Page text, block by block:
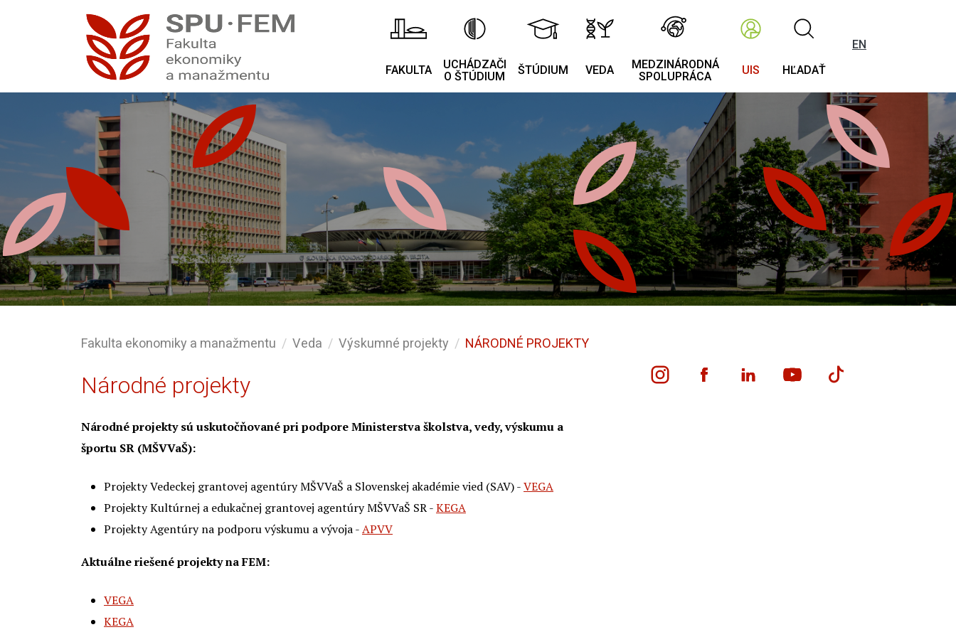
FAKULTA
UCHÁDZAČI
O ŠTÚDIUM
ŠTÚDIUM VEDA
MEDZINÁRODNÁ
SPOLUPRÁCA
UIS HĽADAŤ
EN
Fakulta ekonomiky a manažmentu Veda Výskumné projekty NÁRODNÉ PROJEKTY
Národné projekty
Národné projekty sú uskutočňované pri podpore Ministerstva školstva, vedy, výskumu a
športu SR (MŠVVaŠ):
Projekty Vedeckej grantovej agentúry MŠVVaŠ a Slovenskej akadémie vied (SAV) -VEGA
Projekty Kultúrnej a edukačnej grantovej agentúry MŠVVaŠ SR -KEGA
Projekty Agentúry na podporu výskumu a vývoja -APVV
Aktuálne riešené projekty na FEM:
VEGA
KEGA